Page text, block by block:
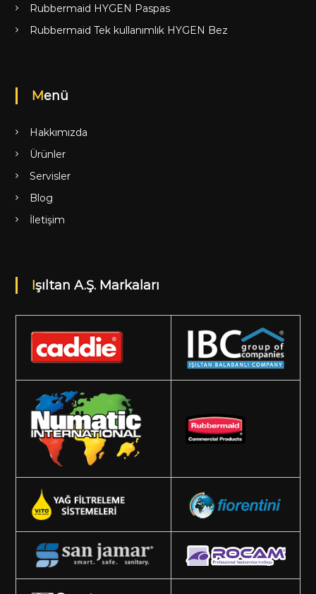
Rubbermaid HYGEN Paspas
Rubbermaid Tek kullanımlık HYGEN Bez
Menü
Hakkımızda
Ürünler
Servisler
Blog
İletişim
Işıltan A.Ş. Markaları